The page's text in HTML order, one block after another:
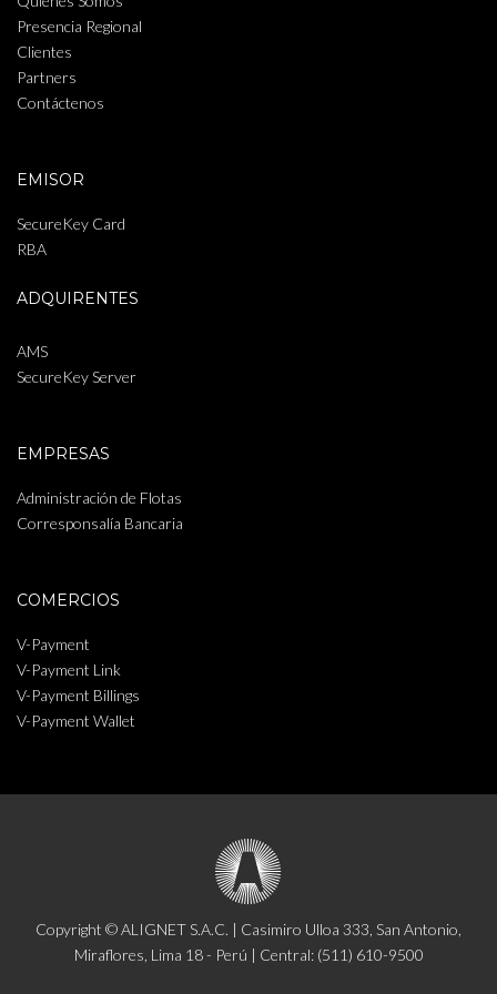
Presencia Regional
Clientes
Partners
Contáctenos
EMISOR
SecureKey Card
RBA
ADQUIRENTES
AMS
SecureKey Server
EMPRESAS
Administración de Flotas
Corresponsalía Bancaria
COMERCIOS
V-Payment
V-Payment Link
V-Payment Billings
V-Payment Wallet
Copyright © ALIGNET S.A.C. | Casimiro Ulloa 333, San Antonio,
Miraflores, Lima 18 - Perú | Central: (511) 610-9500